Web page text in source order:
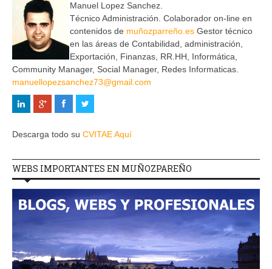
Manuel Lopez Sanchez.
Técnico Administración. Colaborador on-line en
contenidos de muñozparreño.es Gestor técnico
en las áreas de Contabilidad, administración,
Exportación, Finanzas, RR.HH, Informática,
Community Manager, Social Manager, Redes Informaticas.
manuellopezsanchez73@gmail.com
Descarga todo su CVITAE Aquí
WEBS IMPORTANTES EN MUÑOZPAREÑO